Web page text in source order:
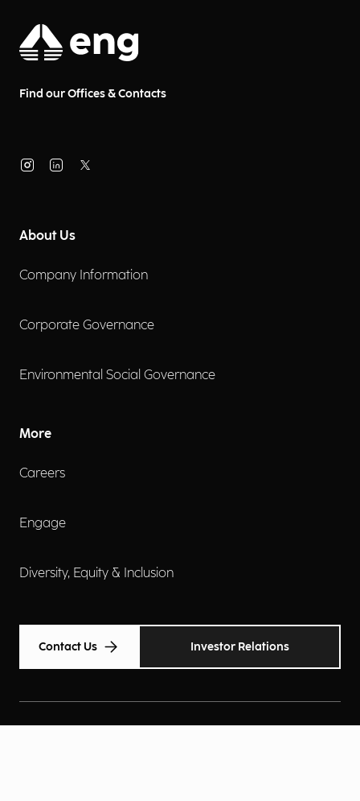
Find our Offices & Contacts
About Us
Company Information
Corporate Governance
Environmental Social Governance
More
Careers
Engage
Diversity, Equity & Inclusion
Contact Us Investor Relations